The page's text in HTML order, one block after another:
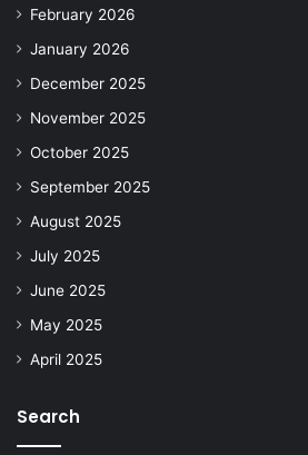
February 2026
January 2026
December 2025
November 2025
October 2025
September 2025
August 2025
July 2025
June 2025
May 2025
April 2025
Search